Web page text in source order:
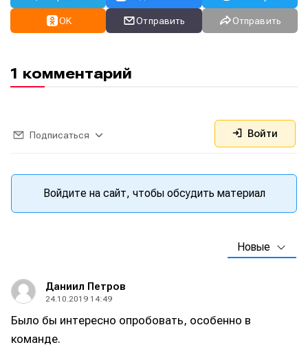
Информация
Предложение новостей
Информация
Предложение новостей
OK Отправить Отправить
1 комментарий
Подписаться Войти
Войдите на сайт, чтобы обсудить материал
Новые
Даниил Петров
24.10.2019 14:49
Было бы интересно опробовать, особенно в
команде.